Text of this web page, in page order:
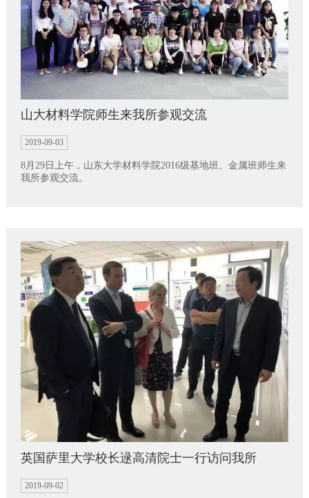
山大材料学院师生来我所参观交流
2019-09-03
8月29日上午，山东大学材料学院2016级基地班、金属班师生来
我所参观交流。
英国萨里大学校长逯高清院士一行访问我所
2019-09-02